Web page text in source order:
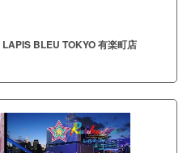
BLEU TOKYO 有楽町店